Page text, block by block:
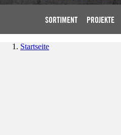
SORTIMENT PROJEKTE
Startseite